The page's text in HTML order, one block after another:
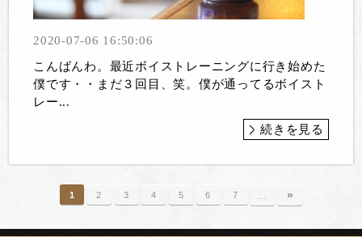
2020-07-06 16:50:06
こんばんわ。最近ボイストレーニングに行き始めた
僕です・・まだ３回目、笑。僕が通ってるボイスト
レー...
続きを見る
1 2 3 4 5 6 7 »